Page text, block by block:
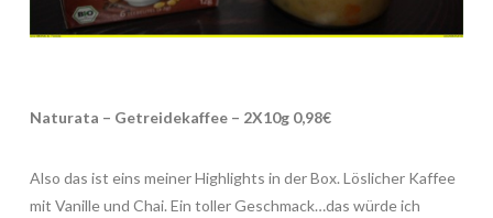
Naturata – Getreidekaffee – 2X10g 0,98€
Also das ist eins meiner Highlights in der Box. Löslicher Kaffee
mit Vanille und Chai. Ein toller Geschmack…das würde ich